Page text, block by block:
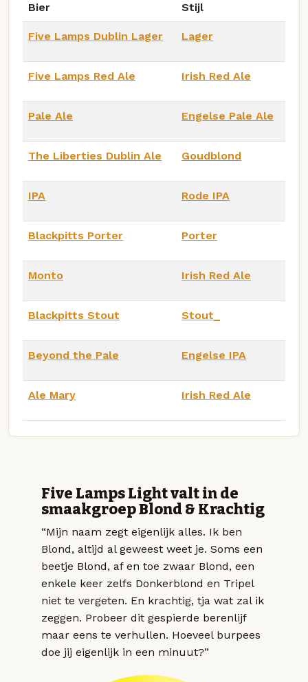
Bier Stijl
Five Lamps Dublin Lager Lager
Five Lamps Red Ale Irish Red Ale
Pale Ale Engelse Pale Ale
The Liberties Dublin Ale Goudblond
IPA Rode IPA
Blackpitts Porter Porter
Monto Irish Red Ale
Blackpitts Stout Stout_
Beyond the Pale Engelse IPA
Ale Mary Irish Red Ale
Five Lamps Light valt in de
smaakgroep Blond & Krachtig
“Mijn naam zegt eigenlijk alles. Ik ben
Blond, altijd al geweest weet je. Soms een
beetje Blond, af en toe zwaar Blond, een
enkele keer zelfs Donkerblond en Tripel
niet te vergeten. En krachtig, tja wat zal ik
zeggen. Probeer dit gespierde berenlijf
maar eens te verhullen. Hoeveel burpees
doe jij eigenlijk in een minuut?”